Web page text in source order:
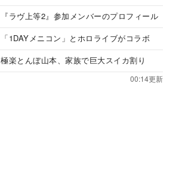
『ラヴ上等2』参加メンバーのプロフィール
「1DAYメニコン」とホロライブがコラボ
極楽とんぼ山本、家族で巨大スイカ割り
00:14更新